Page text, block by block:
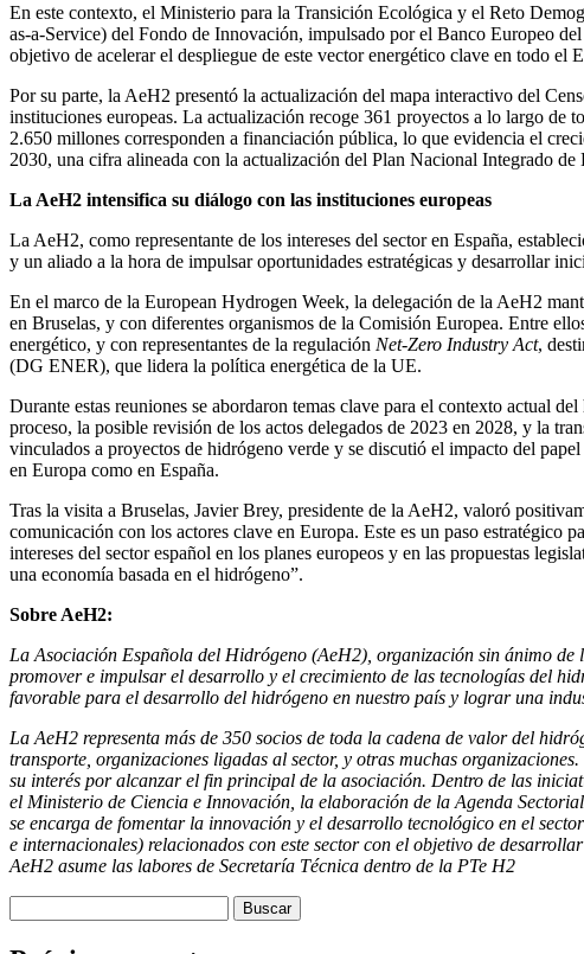
En este contexto, el Ministerio para la Transición Ecológica y el Reto
as-a-Service) del Fondo de Innovación, impulsado por el Banco Europeo
objetivo de acelerar el despliegue de este vector energético clave en todo el
Por su parte, la AeH2 presentó la actualización del mapa interactivo del
instituciones europeas. La actualización recoge 361 proyectos a lo largo de
2.650 millones corresponden a financiación pública, lo que evidencia el
2030, una cifra alineada con la actualización del Plan Nacional Integrado
La AeH2 intensifica su diálogo con las instituciones europeas
La AeH2, como representante de los intereses del sector en España,
y un aliado a la hora de impulsar oportunidades estratégicas y desarrollar
En el marco de la European Hydrogen Week, la delegación de la AeH2
en Bruselas, y con diferentes organismos de la Comisión Europea. Entre
energético, y con representantes de la regulación Net-Zero Industry Act,
(DG ENER), que lidera la política energética de la UE.
Durante estas reuniones se abordaron temas clave para el contexto actual
proceso, la posible revisión de los actos delegados de 2023 en 2028, y la
vinculados a proyectos de hidrógeno verde y se discutió el impacto del
en Europa como en España.
Tras la visita a Bruselas, Javier Brey, presidente de la AeH2, valoró
comunicación con los actores clave en Europa. Este es un paso estratégico
intereses del sector español en los planes europeos y en las propuestas
una economía basada en el hidrógeno”.
Sobre AeH2:
La Asociación Española del Hidrógeno (AeH2), organización sin ánimo de
promover e impulsar el desarrollo y el crecimiento de las tecnologías del
favorable para el desarrollo del hidrógeno en nuestro país y lograr una
La AeH2 representa más de 350 socios de toda la cadena de valor del
transporte, organizaciones ligadas al sector, y otras muchas
su interés por alcanzar el fin principal de la asociación. Dentro de las
el Ministerio de Ciencia e Innovación, la elaboración de la Agenda
se encarga de fomentar la innovación y el desarrollo tecnológico en el
e internacionales) relacionados con este sector con el objetivo de
AeH2 asume las labores de Secretaría Técnica dentro de la PTe H2